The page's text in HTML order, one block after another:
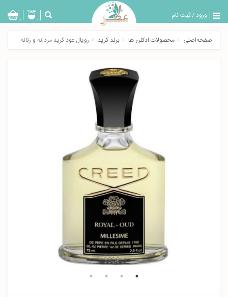
ورود/ثبت نام
بازگشت
0 0
صفحه‌اصلی محصولات ادکلن ها برند کرید رویال عود کرید مردانه و زنانه